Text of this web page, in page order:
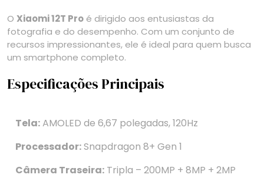
O Xiaomi 12T Pro é dirigido aos entusiastas da
fotografia e do desempenho. Com um conjunto de
recursos impressionantes, ele é ideal para quem busca
um smartphone completo.
Especificações Principais
Tela:AMOLED de 6,67 polegadas, 120Hz
Processador:Snapdragon 8+ Gen 1
Câmera Traseira: Tripla – 200MP + 8MP + 2MP